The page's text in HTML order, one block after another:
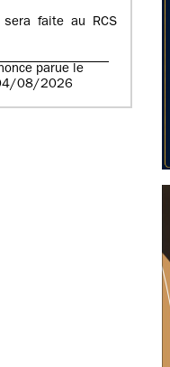
sera faite au RCS
parue le
08/2026